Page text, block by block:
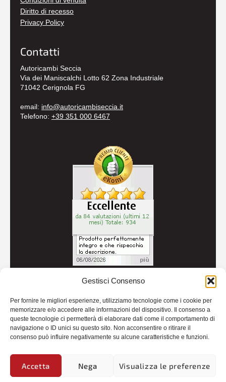
Gestisci Consenso
Per fornire le migliori esperienze, utilizziamo tecnologie come i cookie per
memorizzare e/o accedere alle informazioni del dispositivo. Il consenso a
queste tecnologie ci permetterà di elaborare dati come il comportamento di
navigazione o ID unici su questo sito. Non acconsentire o ritirare il
consenso può influire negativamente su alcune caratteristiche e funzioni.
Accetta Nega Visualizza le preferenze
Diritto di recesso
Privacy Policy
Contatti
Autoricambi Seccia
Via dei Maniscalchi Lotto 62 Zona Industriale
71042 Cerignola FG
email: info@autoricambiseccia.it
Telefono: +39 351 000 6467
Credits